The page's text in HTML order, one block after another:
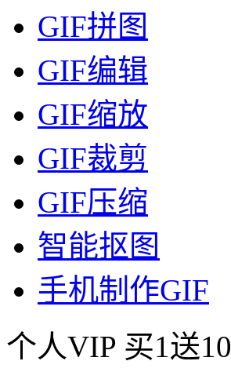
GIF拼图
GIF编辑
GIF缩放
GIF裁剪
GIF压缩
智能抠图
手机制作GIF
个人VIP 买1送10